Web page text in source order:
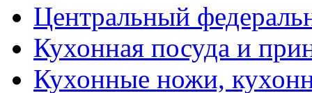
Центральный
Кухонная посуда и
Кухонные ножи,